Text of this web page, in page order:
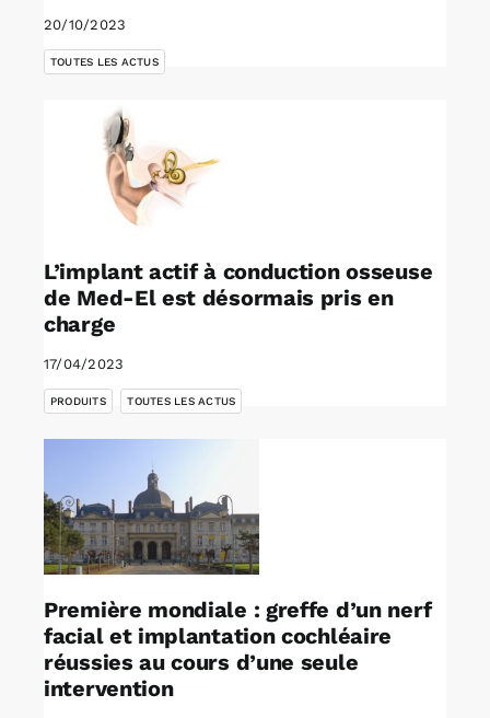
20/10/2023
TOUTES LES ACTUS
L’implant actif à conduction osseuse
de Med-El est désormais pris en
charge
17/04/2023
PRODUITS
,
TOUTES LES ACTUS
Première mondiale : greffe d’un nerf
facial et implantation cochléaire
réussies au cours d’une seule
intervention